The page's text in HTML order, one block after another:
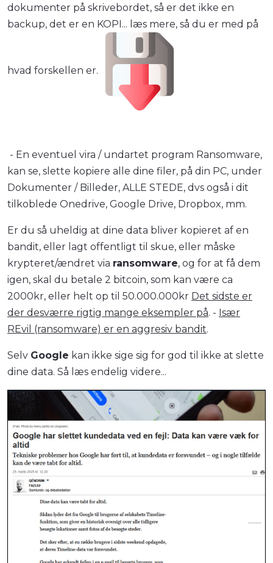
dokumenter på skrivebordet, så er det ikke en
backup, det er en KOPI... læs mere, så du er med på
hvad forskellen er.
- En eventuel vira / undartet program Ransomware,
kan se, slette kopiere alle dine filer, på din PC, under
Dokumenter / Billeder, ALLE STEDE, dvs også i dit
tilkoblede Onedrive, Google Drive, Dropbox, mm.
Er du så uheldig at dine data bliver kopieret af en
bandit, eller lagt offentligt til skue, eller måske
krypteret/ændret via ransomware, og for at få dem
igen, skal du betale 2 bitcoin, som kan være ca
2000kr, eller helt op til 50.000.000kr Det sidste er
der desværre rigtig mange eksempler på. - Især
REvil (ransomware) er en aggresiv bandit.
Selv Google kan ikke sige sig for god til ikke at slette
dine data. Så læs endelig videre...